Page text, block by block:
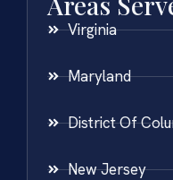
Virginia
Maryland
District Of
New Jersey